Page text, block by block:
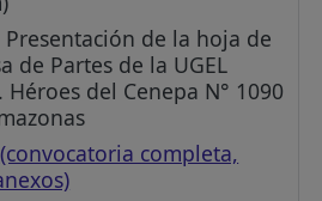
Presentación de la hoja de
de Partes de la UGEL
Héroes del Cenepa N° 1090
completa,